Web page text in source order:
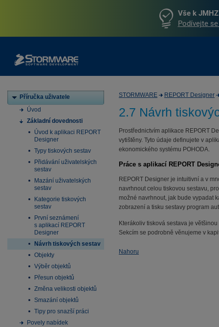
Vše k
Podívejte
Příručka uživatele
Úvod
Základní dovednosti
Úvod k aplikaci REPORT
Designer
Typy tiskových sestav
Přidávání uživatelských
sestav
Mazání uživatelských
sestav
Kategorie tiskových
sestav
První seznámení
s aplikací REPORT
Designer
Návrh tiskových sestav
Objekty
Výběr objektů
Přesun objektů
Změna velikosti objektů
Smazání objektů
Tipy pro snazší práci
Povely nabídek
STORMWARE REPORT Designer
2.7 Návrh
Prostřednictvím aplikace REPORT
vytištěny. Tyto údaje definujete v
ekonomického systému POHODA.
Práce s aplikací REPORT
REPORT Designer je intuitivní a v
navrhnout celou tiskovou sestavu,
možné navrhnout, jak bude vypadat
zobrazení a tisku sestavy program
Kterákoliv tisková sestava je
Sekcím se podrobně věnujeme v
Nahoru